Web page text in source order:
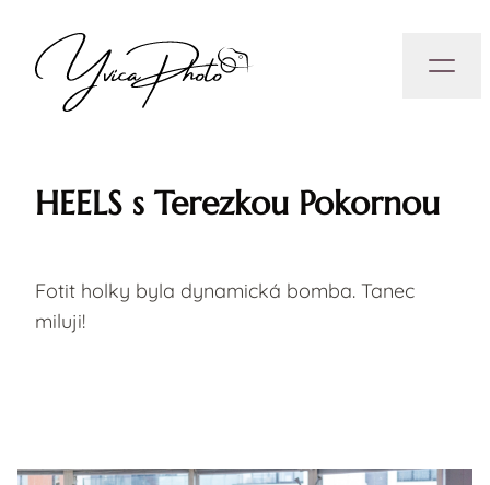
HEELS s Terezkou Pokornou
Fotit holky byla dynamická bomba. Tanec
miluji!